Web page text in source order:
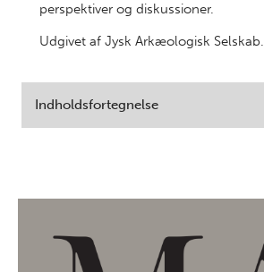
perspektiver og diskussioner.
Udgivet af Jysk Arkæologisk Selskab.
Indholdsfortegnelse